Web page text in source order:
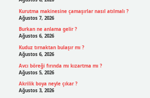
Kurutma makinesine çamaşırlar nasıl atılmalı ?
Ağustos 7, 2026
Burkan ne anlama gelir ?
Ağustos 6, 2026
Kuduz tırnaktan bulaşır mı ?
Ağustos 6, 2026
Avcı böreği fırında mı kızartma mı ?
Ağustos 5, 2026
Akrilik boya neyle çıkar ?
Ağustos 3, 2026